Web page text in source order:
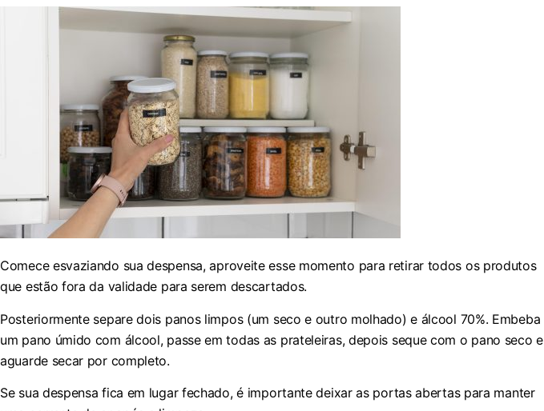
Comece esvaziando sua despensa, aproveite esse momento para retirar todos os produtos
que estão fora da validade para serem descartados.
Posteriormente separe dois panos limpos (um seco e outro molhado) e álcool 70%. Embeba
um pano úmido com álcool, passe em todas as prateleiras, depois seque com o pano seco e
aguarde secar por completo.
Se sua despensa fica em lugar fechado, é importante deixar as portas abertas para manter